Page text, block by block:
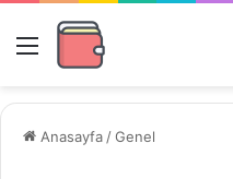
Menü
Anasayfa /Genel